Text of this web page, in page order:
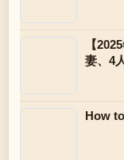
【
妻、4
How